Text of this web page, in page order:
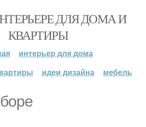
ДЛЯ ДОМА И
КВАРТИРЫ
интерьер для дома
идеи дизайна мебель